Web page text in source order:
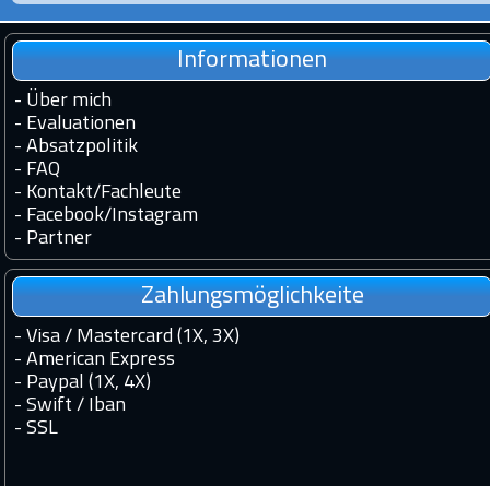
Informationen
- Über mich
- Evaluationen
- Absatzpolitik
- FAQ
- Kontakt/Fachleute
- Facebook/Instagram
- Partner
Zahlungsmöglichkeite
- Visa / Mastercard (1X, 3X)
- American Express
- Paypal (1X, 4X)
- Swift / Iban
- SSL